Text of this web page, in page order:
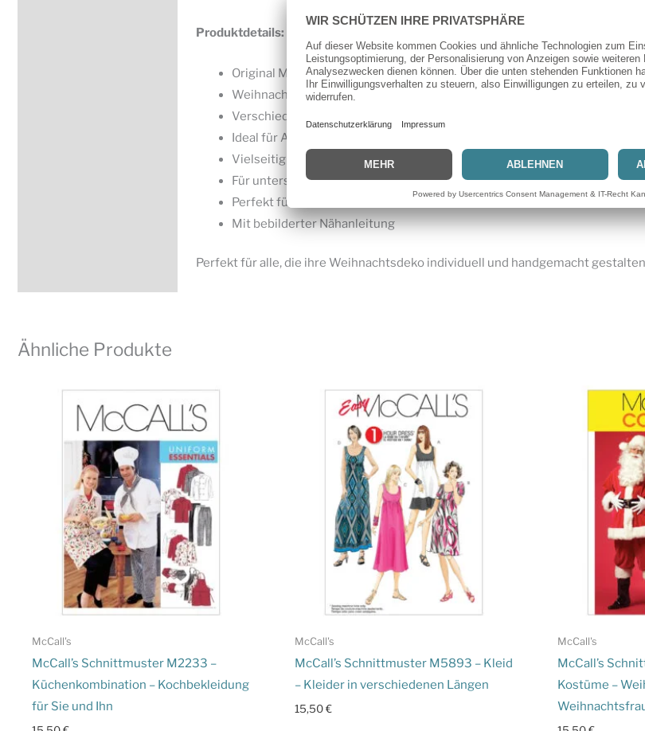
Produktdetails:
Original McCall’s Schnittmuster M5778
Weihnachtsdekoration zum Selbernähen
Verschiedene Deko-Varianten enthalten
Ideal für Advent & Weihnachten
Vielseitig gestaltbar
Für unterschiedliche Stoffe geeignet
Perfekt für DIY & Geschenkideen
Mit bebilderter Nähanleitung
Perfekt für alle, die ihre Weihnachtsdeko individuell und handgemacht
Ähnliche Produkte
McCall's
McCall’s Schnittmuster M2233 –
Küchenkombination – Kochbekleidung
für Sie und Ihn
McCall's
McCall’s Schnittmuster M5893 – Kleid
– Kleider in verschiedenen Längen
15,50€
McCall's
McCall’s
Kostüme –